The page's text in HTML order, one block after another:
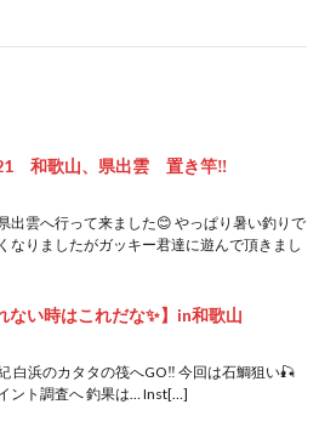
和歌山、県出雲 置き竿‼️
出雲へ行って来ました😊 やっぱり暑い釣りで
なりましたがガッキー君達に遊んで頂きまし
い時はこれだな✨】in和歌山
白浜のカタタの筏へGO‼️ 今回は石鯛狙い🎣
ント調査へ 釣果は… Inst[…]